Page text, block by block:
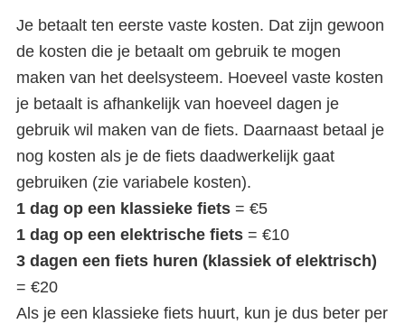
Je betaalt ten eerste vaste kosten. Dat zijn gewoon
de kosten die je betaalt om gebruik te mogen
maken van het deelsysteem. Hoeveel vaste kosten
je betaalt is afhankelijk van hoeveel dagen je
gebruik wil maken van de fiets. Daarnaast betaal je
nog kosten als je de fiets daadwerkelijk gaat
gebruiken (zie variabele kosten).
1 dag op een klassieke fiets = €5
1 dag op een elektrische fiets = €10
3 dagen een fiets huren (klassiek of elektrisch)
= €20
Als je een klassieke fiets huurt, kun je dus beter per